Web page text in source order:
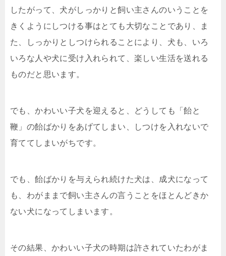
したがって、犬がしっかりと飼い主さんのいうことを
きくようにしつける事はとても大切なことであり、ま
た、しっかりとしつけられることにより、犬も、いろ
いろな人や犬に受け入れられて、楽しい生活を送れる
ものだと思います。
でも、かわいい子犬を迎えると、どうしても「飴と
鞭」の飴ばかりをあげてしまい、しつけを入れないで
育ててしまいがちです。
でも、飴ばかりを与えられ続けた犬は、成犬になって
も、わがままで飼い主さんの言うことをほとんどきか
ない犬になってしまいます。
その結果、かわいい子犬の時期は許されていたわがま